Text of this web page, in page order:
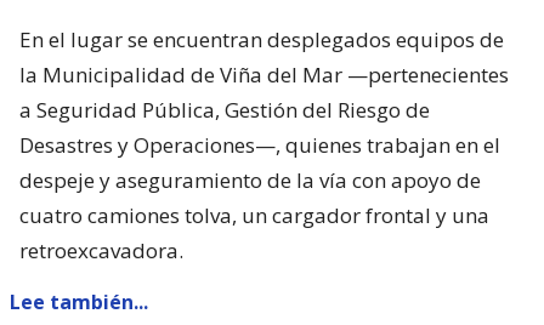
En el lugar se encuentran desplegados equipos de
la Municipalidad de Viña del Mar —pertenecientes
a Seguridad Pública, Gestión del Riesgo de
Desastres y Operaciones—, quienes trabajan en el
despeje y aseguramiento de la vía con apoyo de
cuatro camiones tolva, un cargador frontal y una
retroexcavadora.
Lee también...